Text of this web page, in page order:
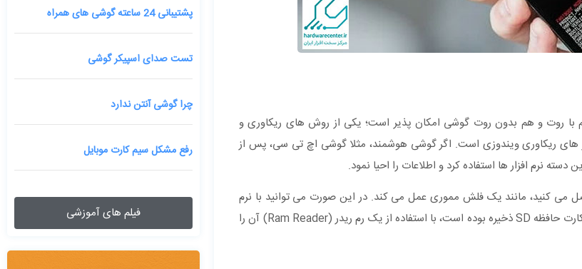
با روت و هم بدون روت گوشی امکان پذیر است؛ یکی از روش های ریکاوری و
های ریکاوری ویندوزی است. اگر گوشی هوشمند، مثلا گوشی اچ تی سی، پس از
می کنید، مانند یک فلش مموری عمل می کند. در این صورت می توانید با نرم
افزار های ریکاوری اطلاعات آن را بازیابی کنید. چنانچه اطلاعات حذف شده بر روی کارت حافظه SD ذخیره بوده است، با استفاده از یک رم ریدر (Ram Reader) آن را
پشتیبانی 24 ساعته گوشی های همراه
تست صدای اسپیکر گوشی
چرا گوشی آنتن ندارد
رفع مشکل سیم کارت موبایل
فیلم های آموزشی